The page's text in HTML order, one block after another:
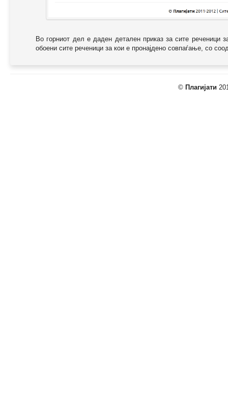
Во горниот дел е даден детален приказ за сите реченици
обоени сите реченици за кои е пронајдено совпаѓање, со
© Плагијати